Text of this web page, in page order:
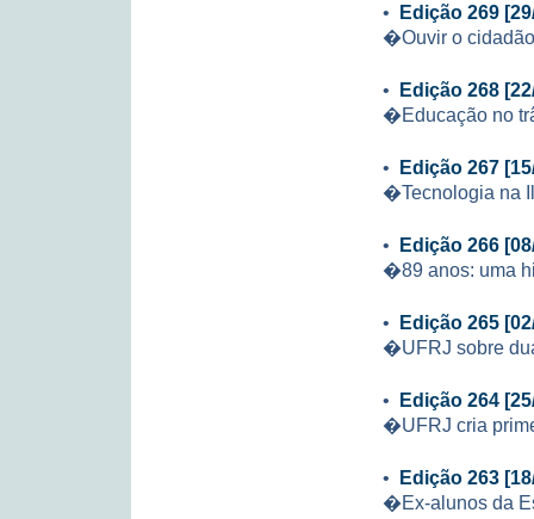
• Edição 269
�Ouvir o
• Edição 268
�Educação no
• Edição 267
�Tecnologia na
• Edição 266
�89 anos: uma
• Edição 265
�UFRJ sobre
• Edição 264
�UFRJ cria
• Edição 263
�Ex-alunos da